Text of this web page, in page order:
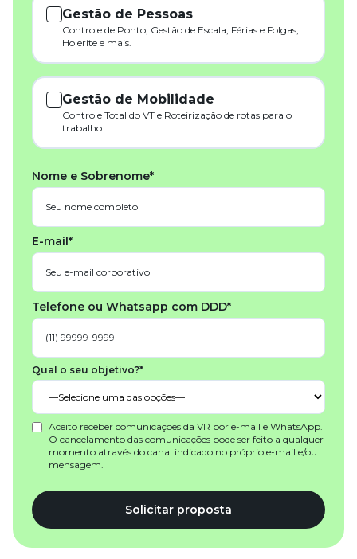
Gestão de Pessoas
Controle de Ponto, Gestão de Escala, Férias e Folgas,
Holerite e mais.
Gestão de Mobilidade
Controle Total do VT e Roteirização de rotas para o
trabalho.
Nome e Sobrenome*
E-mail*
Telefone ou Whatsapp com DDD*
Qual o seu objetivo?*
Aceito receber comunicações da VR por e-mail e WhatsApp.
O cancelamento das comunicações pode ser feito a qualquer
momento através do canal indicado no próprio e-mail e/ou
mensagem.
Solicitar proposta